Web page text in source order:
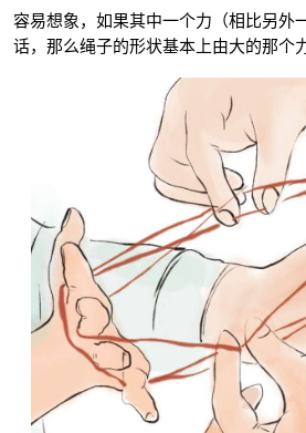
容易想象，如果其中一个力（相比另外
话，那么绳子的形状基本上由大的那个